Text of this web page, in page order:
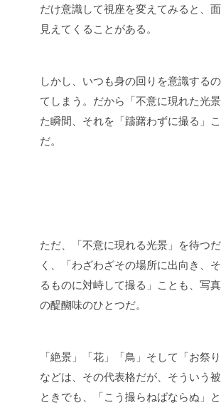
だけ意識して視座を変えてみると、
見えてくることがある。
しかし、いつも身の回りを意識する
てしまう。だから「不意に現れた光
た瞬間、それを「躊躇わずに撮る」
だ。
ただ、「不意に現れる光景」を待つ
く、「わざわざその場所に出向き、
るものに対峙して撮る」ことも、写
の醍醐味のひとつだ。
「絶景」「花」「鳥」そして「お祭り
などは、その代表格だが、そういう
ときでも、「こう撮らねばならぬ」